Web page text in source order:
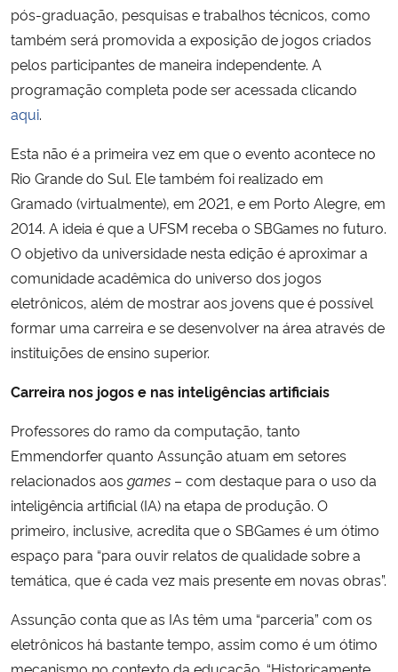
pós-graduação, pesquisas e trabalhos técnicos, como
também será promovida a exposição de jogos criados
pelos participantes de maneira independente. A
programação completa pode ser acessada clicando
aqui.
Esta não é a primeira vez em que o evento acontece no
Rio Grande do Sul. Ele também foi realizado em
Gramado (virtualmente), em 2021, e em Porto Alegre, em
2014. A ideia é que a UFSM receba o SBGames no futuro.
O objetivo da universidade nesta edição é aproximar a
comunidade acadêmica do universo dos jogos
eletrônicos, além de mostrar aos jovens que é possível
formar uma carreira e se desenvolver na área através de
instituições de ensino superior.
Carreira nos jogos e nas inteligências artificiais
Professores do ramo da computação, tanto
Emmendorfer quanto Assunção atuam em setores
relacionados aos games – com destaque para o uso da
inteligência artificial (IA) na etapa de produção. O
primeiro, inclusive, acredita que o SBGames é um ótimo
espaço para “para ouvir relatos de qualidade sobre a
temática, que é cada vez mais presente em novas obras”.
Assunção conta que as IAs têm uma “parceria” com os
eletrônicos há bastante tempo, assim como é um ótimo
mecanismo no contexto da educação. “Historicamente,